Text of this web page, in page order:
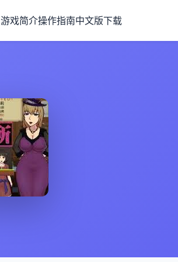
游戏简介操作指南中文版下载